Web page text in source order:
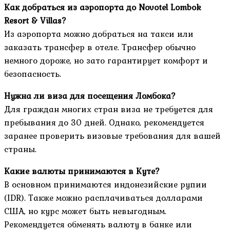
Как добраться из аэропорта до Novotel Lombok
Resort & Villas?
Из аэропорта можно добраться на такси или
заказать трансфер в отеле. Трансфер обычно
немного дороже, но зато гарантирует комфорт и
безопасность.
Нужна ли виза для посещения Ломбока?
Для граждан многих стран виза не требуется для
пребывания до 30 дней. Однако, рекомендуется
заранее проверить визовые требования для вашей
страны.
Какие валюты принимаются в Куте?
В основном принимаются индонезийские рупии
(IDR). Также можно расплачиваться долларами
США, но курс может быть невыгодным.
Рекомендуется обменять валюту в банке или